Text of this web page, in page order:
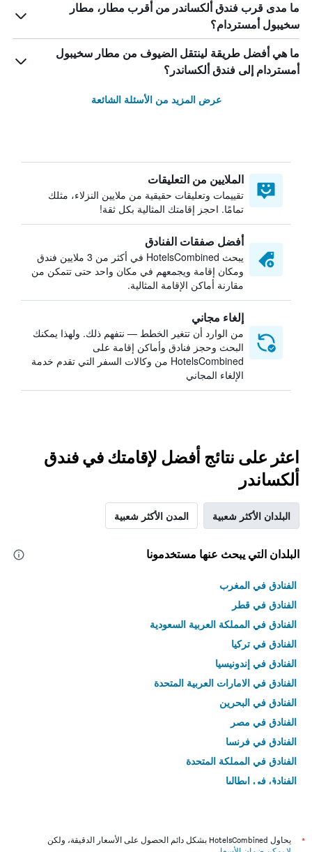
ما مدى قرب فندق ألكساندر من أقرب مطار، مطار
سخيبول أمستردام؟
ما هي أفضل طريقة لينتقل الضيوف من مطار سخيبول
أمستردام إلى فندق ألكساندر؟
عرض المزيد من الأسئلة الشائعة
الملايين من التعليقات
تقييمات وتعليقات حقيقية من ملايين النزلاء، مثلك
تمامًا. احجز إقامتك المثالية بكل ثقة!
أفضل صفقات الفنادق
يبحث HotelsCombined في أكثر من 3 ملايين فندق
ومكان إقامة ويجمعهم في مكان واحد حتى تتمكن من
مقارنة أماكن الإقامة المثالية.
إلغاء مجاني
من الوارد أن تتغير الخطط — نتفهم ذلك. ولهذا يمكنك
البحث وحجز فنادق وأماكن إقامة على
HotelsCombined من وكالات السفر التي تقدم خدمة
الإلغاء المجاني
اعثر على نتائج أفضل لإقامتك في فندق
ألكساندر
البلدان الأكثر شعبية المدن الأكثر شعبية
البلدان التي يبحث عنها مستخدمونا
الفنادق في المغرب
الفنادق في قطر
الفنادق في المملكة العربية السعودية
الفنادق في تركيا
الفنادق في إندونيسيا
الفنادق في الامارات العربية المتحدة
الفنادق في البحرين
الفنادق في مصر
الفنادق في فرنسا
الفنادق في المملكة المتحدة
الفنادق في إيطاليا
*
يحاول HotelsCombined بشكل دائم الحصول على الأسعار الدقيقة، ولكن